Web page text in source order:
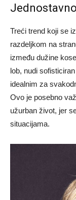
Treći trend koji se
razdeljkom na
između dužine
lob, nudi
idealnim za
Ovo je posebno
užurban život, jer
situacijama.